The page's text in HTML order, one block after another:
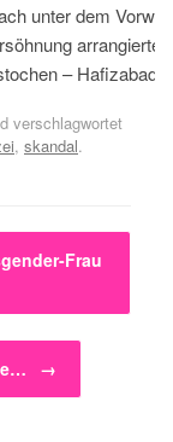
unter dem
– Hafizabad,
verschlagwortet
, skandal.
Frau
→